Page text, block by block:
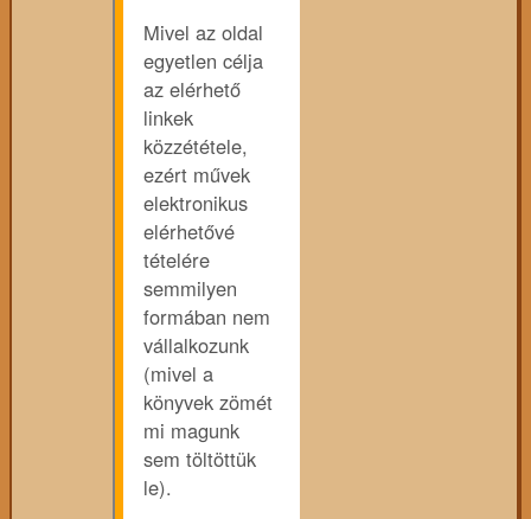
Mivel az oldal
egyetlen célja
az elérhető
linkek
közzététele,
ezért művek
elektronikus
elérhetővé
tételére
semmilyen
formában nem
vállalkozunk
(mivel a
könyvek zömét
mi magunk
sem töltöttük
le).